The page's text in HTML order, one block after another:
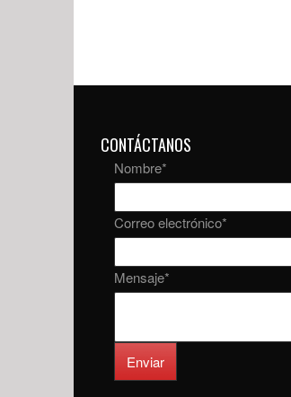
CONTÁCTANOS
Nombre*
Correo electrónico*
Mensaje*
Enviar